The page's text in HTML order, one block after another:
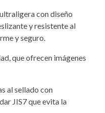
con diseño
y resistente al
y seguro.
que ofrecen imágenes
al sellado con
JIS7 que evita la